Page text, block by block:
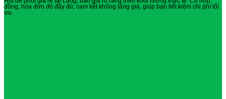
đồng, hóa đơn đỏ đầy đủ, cam kết không tăng giá, giúp bạn tiết kiệm chi phí tối
ưu.